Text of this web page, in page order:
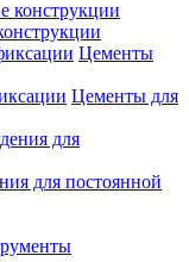
Цементы
Цементы для
для постоянной